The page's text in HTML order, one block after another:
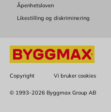
Åpenhetsloven
Likestilling og diskriminering
Copyright Vi bruker cookies
© 1993-2026 Byggmax Group AB